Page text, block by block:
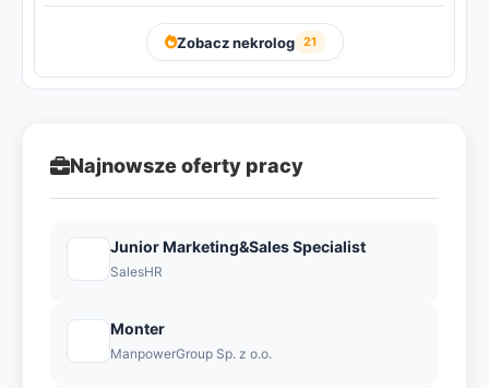
Zobacz nekrolog 21
Najnowsze oferty pracy
Junior Marketing&Sales Specialist
SalesHR
Monter
ManpowerGroup Sp. z o.o.